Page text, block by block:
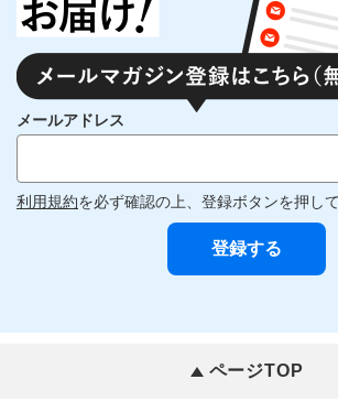
メールアドレス
利用規約を必ず確認の上、登録ボタンを押して
ページTOP